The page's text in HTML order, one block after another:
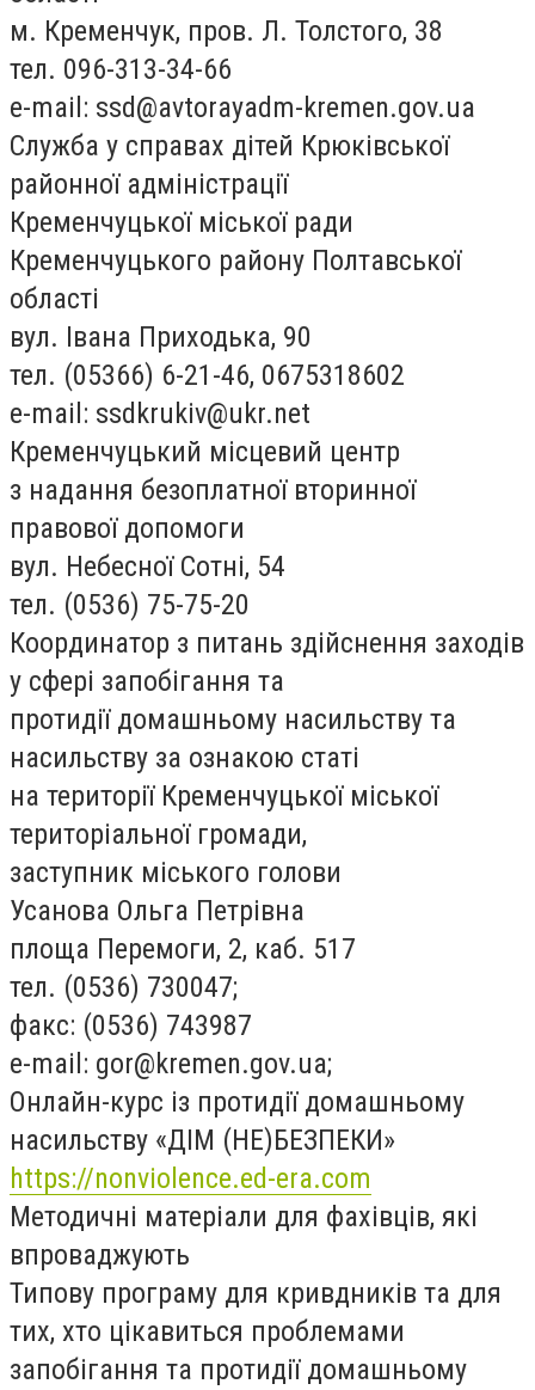
м. Кременчук, пров. Л. Толстого, 38
тел. 096-313-34-66
e-mail: ssd@avtorayadm-kremen.gov.ua
Служба у справах дітей Крюківської
районної адміністрації
Кременчуцької міської ради
Кременчуцького району Полтавської
області
вул. Івана Приходька, 90
тел. (05366) 6-21-46, 0675318602
e-mail: ssdkrukiv@ukr.net
Кременчуцький місцевий центр
з надання безоплатної вторинної
правової допомоги
вул. Небесної Сотні, 54
тел. (0536) 75-75-20
Координатор з питань здійснення заходів
у сфері запобігання та
протидії домашньому насильству та
насильству за ознакою статі
на території Кременчуцької міської
територіальної громади,
заступник міського голови
Усанова Ольга Петрівна
площа Перемоги, 2, каб. 517
тел. (0536) 730047;
факс: (0536) 743987
e-mail: gor@kremen.gov.ua;
Онлайн-курс із протидії домашньому
насильству «ДІМ (НЕ)БЕЗПЕКИ»
https://nonviolence.ed-era.com
Методичні матеріали для фахівців, які
впроваджують
Типову програму для кривдників та для
тих, хто цікавиться проблемами
запобігання та протидії домашньому